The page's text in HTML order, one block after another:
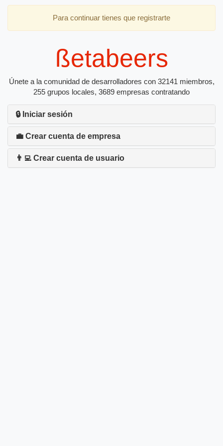
Para continuar tienes que registrarte
ßetabeers
Únete a la comunidad de desarrolladores con 32141 miembros,
255 grupos locales, 3689 empresas contratando
🔒 Iniciar sesión
💼 Crear cuenta de empresa
👨‍💻 Crear cuenta de usuario